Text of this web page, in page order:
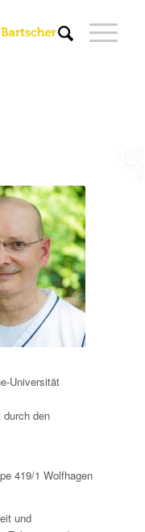
Universität
den
419/1 Wolfhagen
und